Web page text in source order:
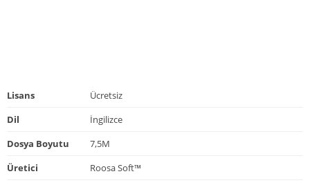
Lisans
Ücretsiz
Dil
İngilizce
Dosya Boyutu
7,5M
Üretici
Roosa Soft™